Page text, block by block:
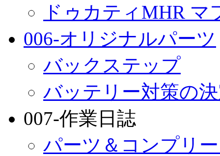
ドゥカティMHR マ
006-オリジナルパーツ
バックステップ
バッテリー対策の
007-作業日誌
パーツ＆コンプリ